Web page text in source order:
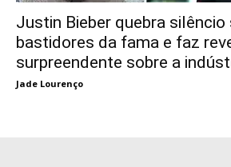
Justin Bieber quebra silêncio
bastidores da fama e faz
surpreendente sobre a
Jade Lourenço